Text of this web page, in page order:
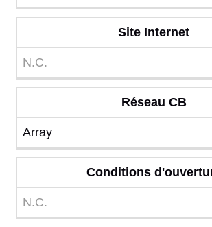
Site Internet
N.C.
Réseau CB
Array
Conditions
N.C.